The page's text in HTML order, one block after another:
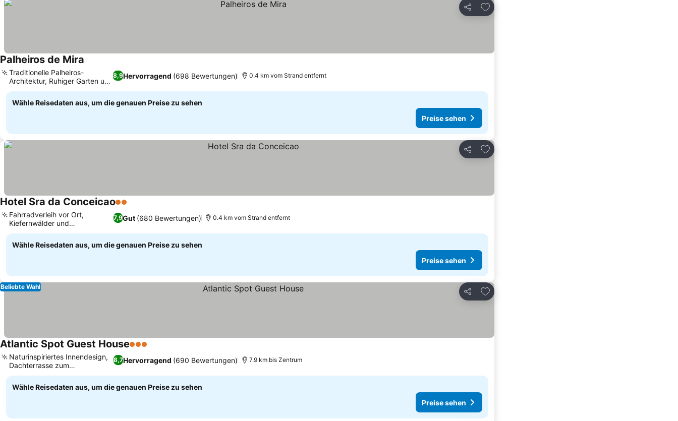
Teilen
Zu Favoriten hinzufügen
Palheiros de Mira
8,9Hervorragend (698 Bewertungen)
Traditionelle Palheiros-
Architektur, Ruhiger Garten und
Terrasse
0.4 km vom Strand entfernt
Wähle Reisedaten aus, um die genauen Preise zu sehen
Preise sehen
Teilen
Zu Favoriten hinzufügen
Hotel Sra da Conceicao2 Sterne
7,9Gut (680 Bewertungen)
Fahrradverleih vor Ort,
Kiefernwälder und
Wanderwege
0.4 km vom Strand entfernt
Wähle Reisedaten aus, um die genauen Preise zu sehen
Preise sehen
Teilen
Zu Favoriten hinzufügen
Beliebte Wahl
Atlantic Spot Guest House3 Sterne
8,7Hervorragend (690 Bewertungen)
Naturinspiriertes Innendesign,
Dachterrasse zum
Sonnenbaden
7.9 km bis Zentrum
Wähle Reisedaten aus, um die genauen Preise zu sehen
Preise sehen